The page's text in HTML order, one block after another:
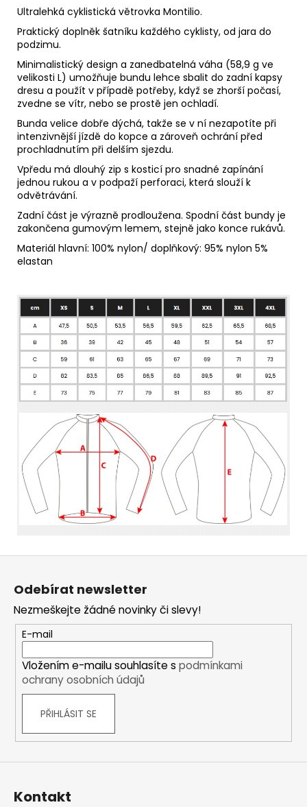
Ultralehká cyklistická větrovka Montilio.
Praktický doplněk šatníku každého cyklisty, od jara do
podzimu.
Minimalistický design a zanedbatelná váha (58,9 g ve
velikosti L) umožňuje bundu lehce sbalit do zadní kapsy
dresu a použít v případě potřeby, když se zhorší počasí,
zvedne se vítr, nebo se prostě jen ochladí.
Bunda velice dobře dýchá, takže se v ní nezapotíte při
intenzivnější jízdě do kopce a zároveň ochrání před
prochladnutím při delším sjezdu.
Vpředu má dlouhý zip s kosticí pro snadné zapínání
jednou rukou a v podpaží perforaci, která slouží k
odvětrávání.
Zadní část je výrazně prodloužena. Spodní část bundy je
zakončena gumovým lemem, stejně jako konce rukávů.
Materiál hlavní: 100% nylon/ doplňkový: 95% nylon 5%
elastan
Odebírat newsletter
Nezmeškejte žádné novinky či slevy!
E-mail
Vložením e-mailu souhlasíte s podmínkami
ochrany osobních údajů
PŘIHLÁSIT SE
Kontakt